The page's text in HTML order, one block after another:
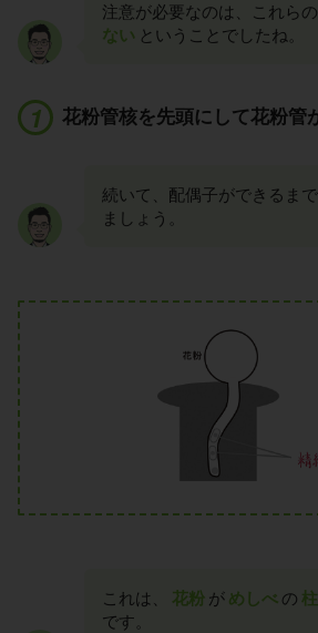
注意が必要なのは、これら
ない ということでしたね。
花粉管核を先頭にして花粉管
続いて、配偶子ができるま
ましょう。
これは、 花粉 が めしべ の
です。